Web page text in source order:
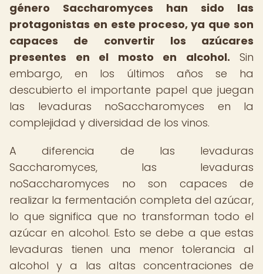
género Saccharomyces han sido las
protagonistas en este proceso, ya que son
capaces de convertir los azúcares
presentes en el mosto en alcohol. Sin
embargo, en los últimos años se ha
descubierto el importante papel que juegan
las levaduras noSaccharomyces en la
complejidad y diversidad de los vinos.
A diferencia de las levaduras
Saccharomyces, las levaduras
noSaccharomyces no son capaces de
realizar la fermentación completa del azúcar,
lo que significa que no transforman todo el
azúcar en alcohol. Esto se debe a que estas
levaduras tienen una menor tolerancia al
alcohol y a las altas concentraciones de